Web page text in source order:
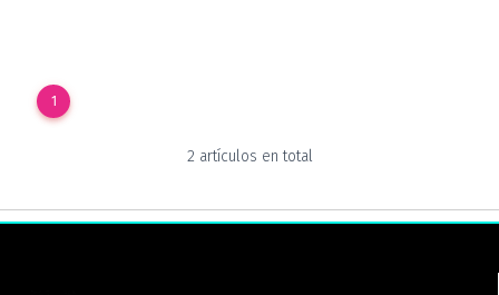
1
2 artículos en total